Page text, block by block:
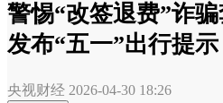
警惕“改签退费”诈
发布“五一”出行提示
央视财经 2026-04-30 18:26